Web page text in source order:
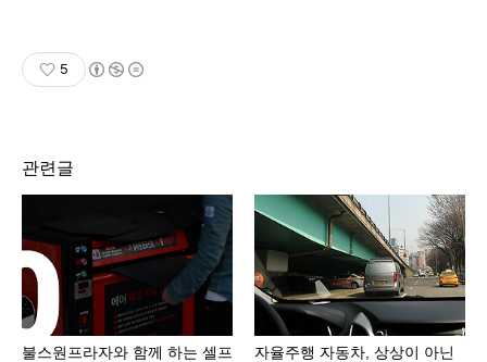
5
관련글
불스원프라자와 함께 하는 셀프
자율주행 자동차, 상상이 아닌